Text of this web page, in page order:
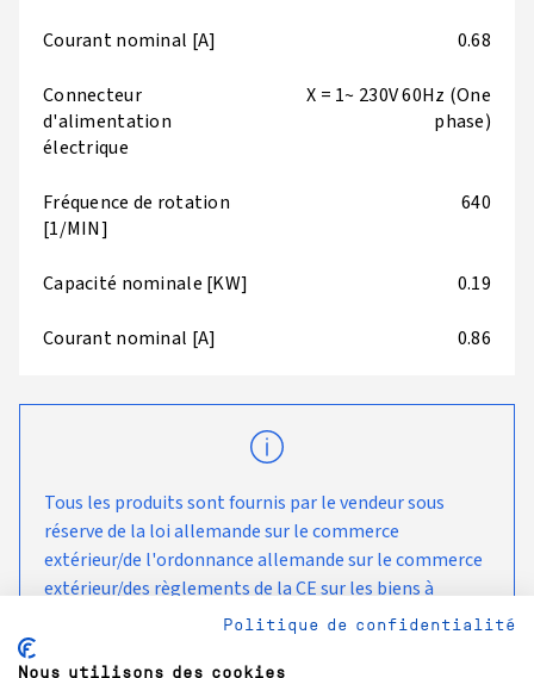
Courant nominal [A] 0.68
Connecteur
d'alimentation
électrique
X = 1~ 230V 60Hz (One
phase)
Fréquence de rotation
[1/MIN]
640
Capacité nominale [KW] 0.19
Courant nominal [A] 0.86
Tous les produits sont fournis par le vendeur sous
réserve de la loi allemande sur le commerce
extérieur/de l'ordonnance allemande sur le commerce
extérieur/des règlements de la CE sur les biens à
double usage, tels que modifiés de temps à autre, et
Politique de confidentialité
Nous utilisons des cookies